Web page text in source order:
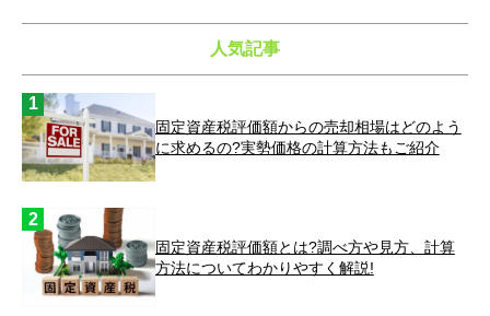
人気記事
固定資産税評価額からの売却相場はどのよう
に求めるの?実勢価格の計算方法もご紹介
固定資産税評価額とは?調べ方や見方、計算
方法についてわかりやすく解説!